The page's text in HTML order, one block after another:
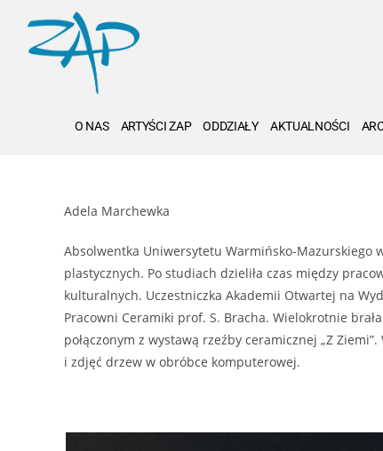
O NAS ARTYŚCI ZAP ODDZIAŁY AKTUALNOŚCI
Adela Marchewka
Absolwentka Uniwersytetu Warmińsko-Mazurskiego
plastycznych. Po studiach dzieliła czas między
kulturalnych. Uczestniczka Akademii Otwartej na
Pracowni Ceramiki prof. S. Bracha. Wielokrotnie
połączonym z wystawą rzeźby ceramicznej „Z
i zdjęć drzew w obróbce komputerowej.